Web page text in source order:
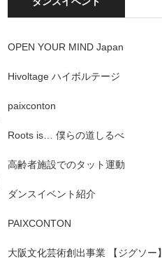
OPEN YOUR MIND Japan
Hivoltage ハイボルテージ
paixconton
Roots is… 僕らの道しるべ
高齢者施設でのタット運動
ダンスイベント紹介
PAIXCONTON
大阪文化芸術創出事業 【ジグソー】